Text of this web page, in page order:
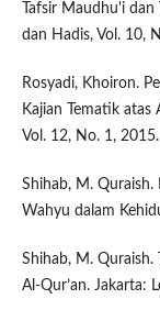
Tafsir Maudhu'i
dan Hadis, Vol. 10,
Rosyadi, Khoiron.
Kajian Tematik atas
Vol. 12, No. 1, 2015.
Shihab, M. Quraish.
Wahyu dalam
Shihab, M. Quraish.
Al-Qur’an. Jakarta: